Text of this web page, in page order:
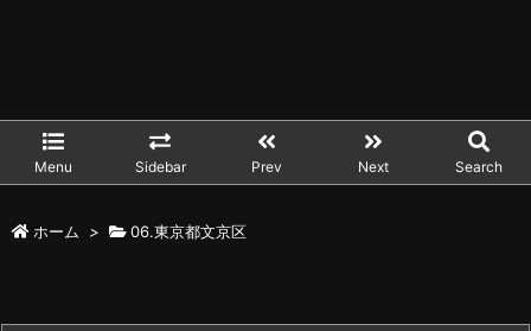
Menu Sidebar Prev Next Search
ホーム > 06.東京都文京区